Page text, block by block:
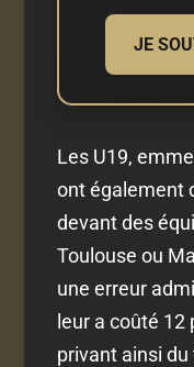
JE
Les U19,
ont également
devant des
Toulouse ou
une erreur
leur a coûté 12
privant ainsi